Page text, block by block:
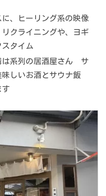
、ヒーリング系の映像
クライニングや、ヨギ
タイム
系列の居酒屋さん サ
しいお酒とサウナ飯